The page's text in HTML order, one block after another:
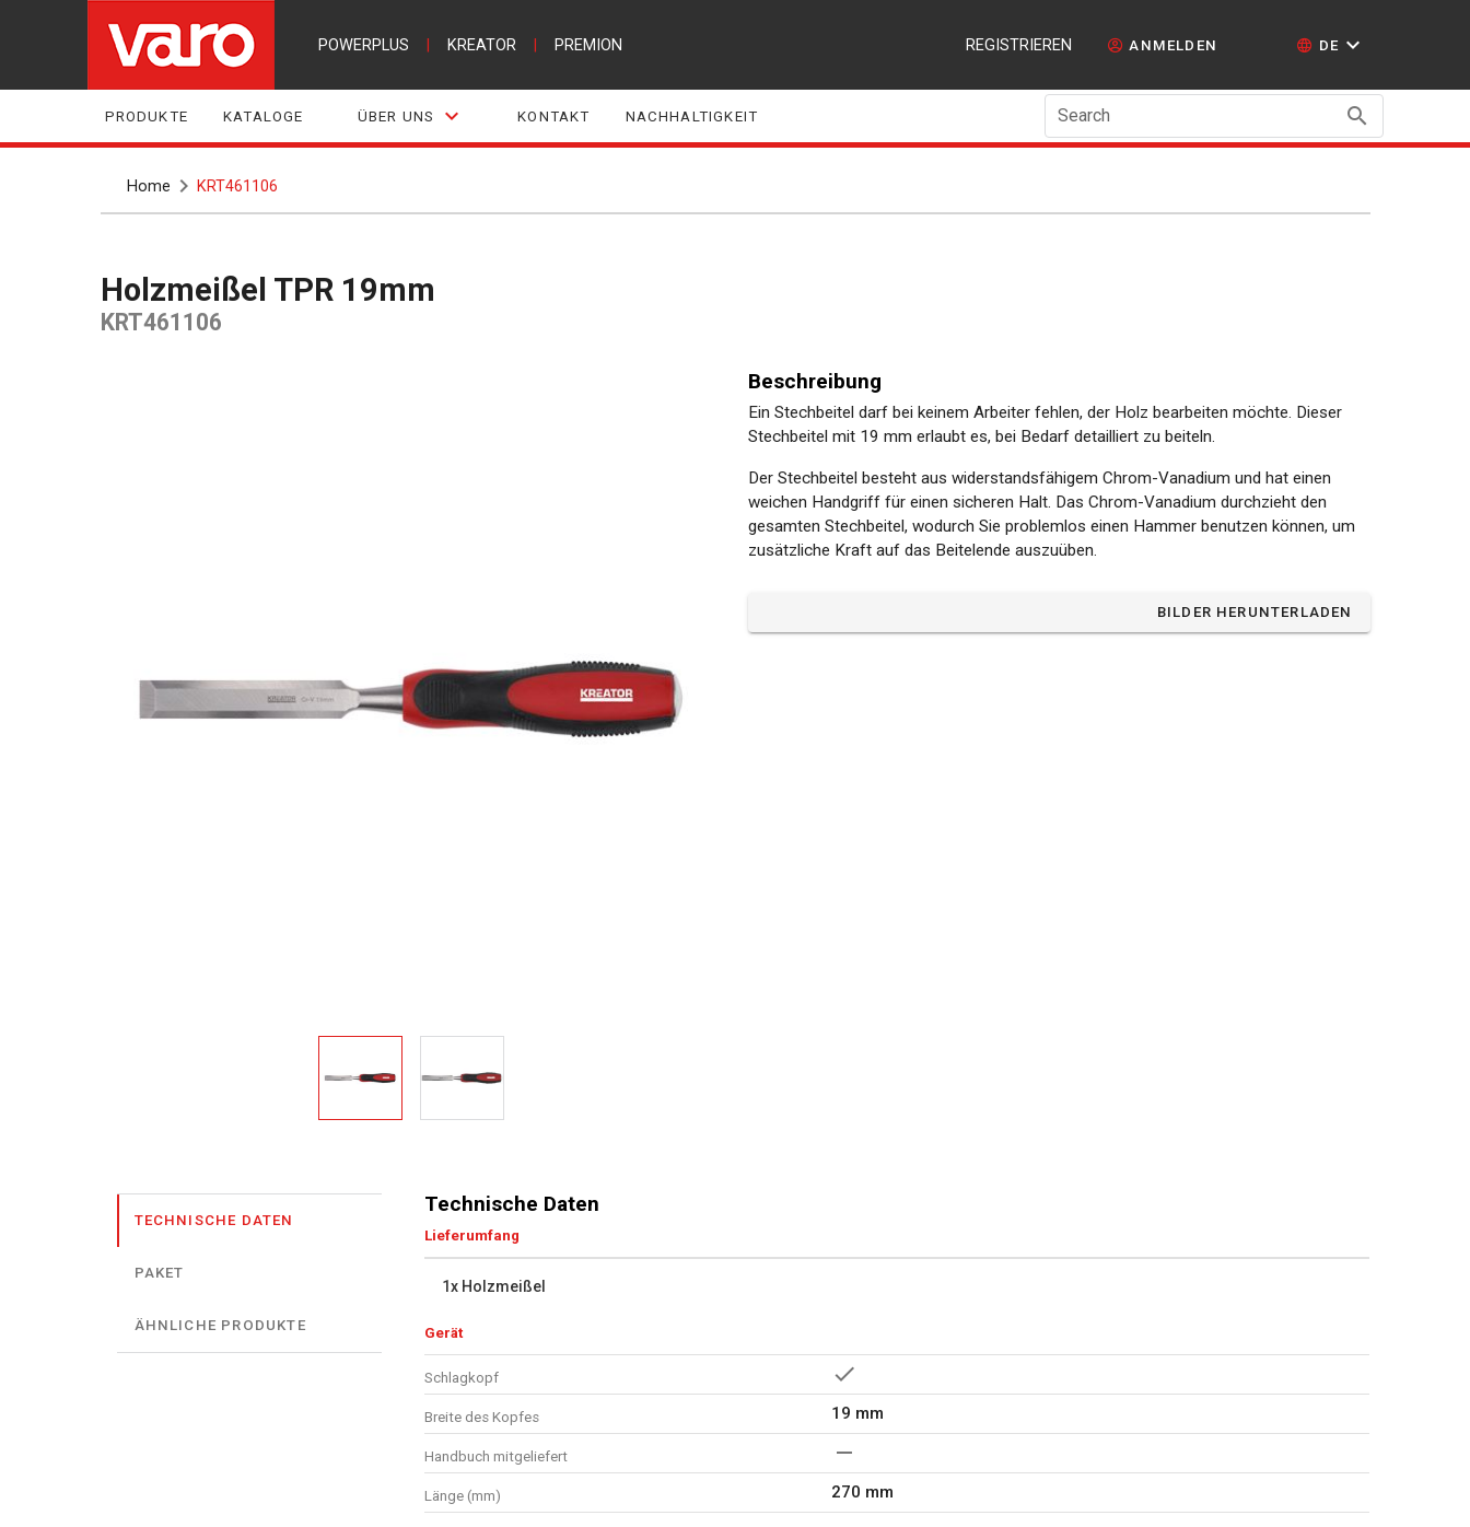
POWERPLUS KREATOR PREMION REGISTRIEREN ANMELDEN DE
PRODUKTE KATALOGE ÜBER UNS KONTAKT NACHHALTIGKEIT Search
Home KRT461106
Holzmeißel TPR 19mm
KRT461106
Beschreibung
Ein Stechbeitel darf bei keinem Arbeiter fehlen, der Holz bearbeiten möchte. Dieser
Stechbeitel mit 19 mm erlaubt es, bei Bedarf detailliert zu beiteln.
Der Stechbeitel besteht aus widerstandsfähigem Chrom-Vanadium und hat einen
weichen Handgriff für einen sicheren Halt. Das Chrom-Vanadium durchzieht den
gesamten Stechbeitel, wodurch Sie problemlos einen Hammer benutzen können, um
zusätzliche Kraft auf das Beitelende auszuüben.
BILDER HERUNTERLADEN
TECHNISCHE DATEN
PAKET
ÄHNLICHE PRODUKTE
Technische Daten
Lieferumfang
1x Holzmeißel
Gerät
Schlagkopf
Breite des Kopfes 19 mm
Handbuch mitgeliefert
Länge (mm) 270 mm